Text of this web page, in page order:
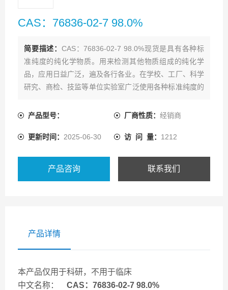
CAS：76836-02-7 98.0%
简要描述： CAS：76836-02-7 98.0%现货是具有各种标
准纯度的纯化学物质。用来检测其他物质组成的纯化学
品，应用日益广泛，遍及各行各业。在学校、工厂、科学
研究、商检、技监等单位实验室广泛使用各种标准纯度的
产品型号：
厂商性质： 经销商
更新时间： 2025-06-30 访 问 量： 1212
产品咨询 联系我们
产品详情
本产品仅用于科研，不用于临床
中文名称： CAS：76836-02-7 98.0%